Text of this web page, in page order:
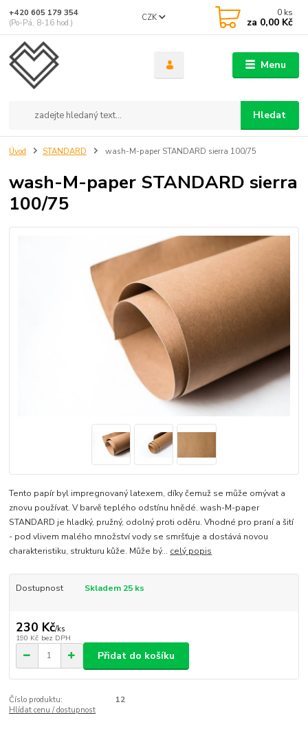
Menu
CZK
Hledat
+420 605 179 354
(Po-Pá, 8-16 hod.)
0 ks
za 0,00 Kč
Úvod STANDARD wash-M-paper STANDARD sierra 100/75
wash-M-paper STANDARD sierra
100/75
Tento papír byl impregnovaný latexem, díky čemuž se může omývat a
znovu používat. V barvě teplého odstínu hnědé. wash-M-paper
STANDARD je hladký, pružný, odolný proti oděru. Vhodné pro praní a šití
- pod vlivem malého množství vody se smršťuje a dostává novou
charakteristiku, strukturu kůže. Může bý... celý popis
Dostupnost Skladem 25 ks
230 Kč/ks
190 Kč bez DPH
Přidat do košíku
Číslo produktu:
12
Hlídat cenu / dostupnost